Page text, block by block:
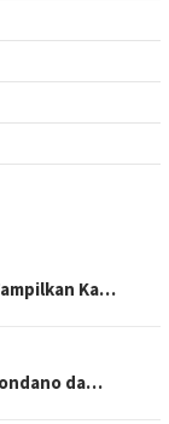
Ka…
da…